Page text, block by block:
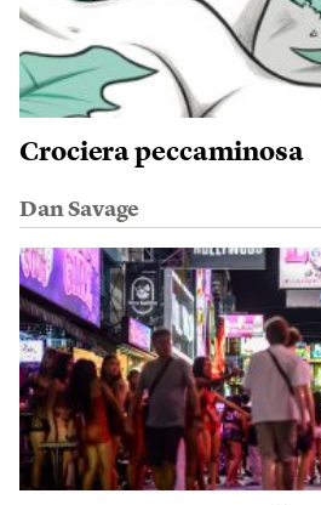
Crociera peccaminosa
Dan Savage